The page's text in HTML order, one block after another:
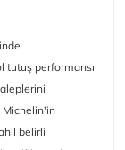
tutuş performansı
Michelin'in
belirli